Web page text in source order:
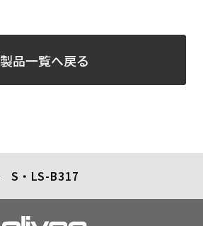
製品一覧へ戻る
S・LS-B317